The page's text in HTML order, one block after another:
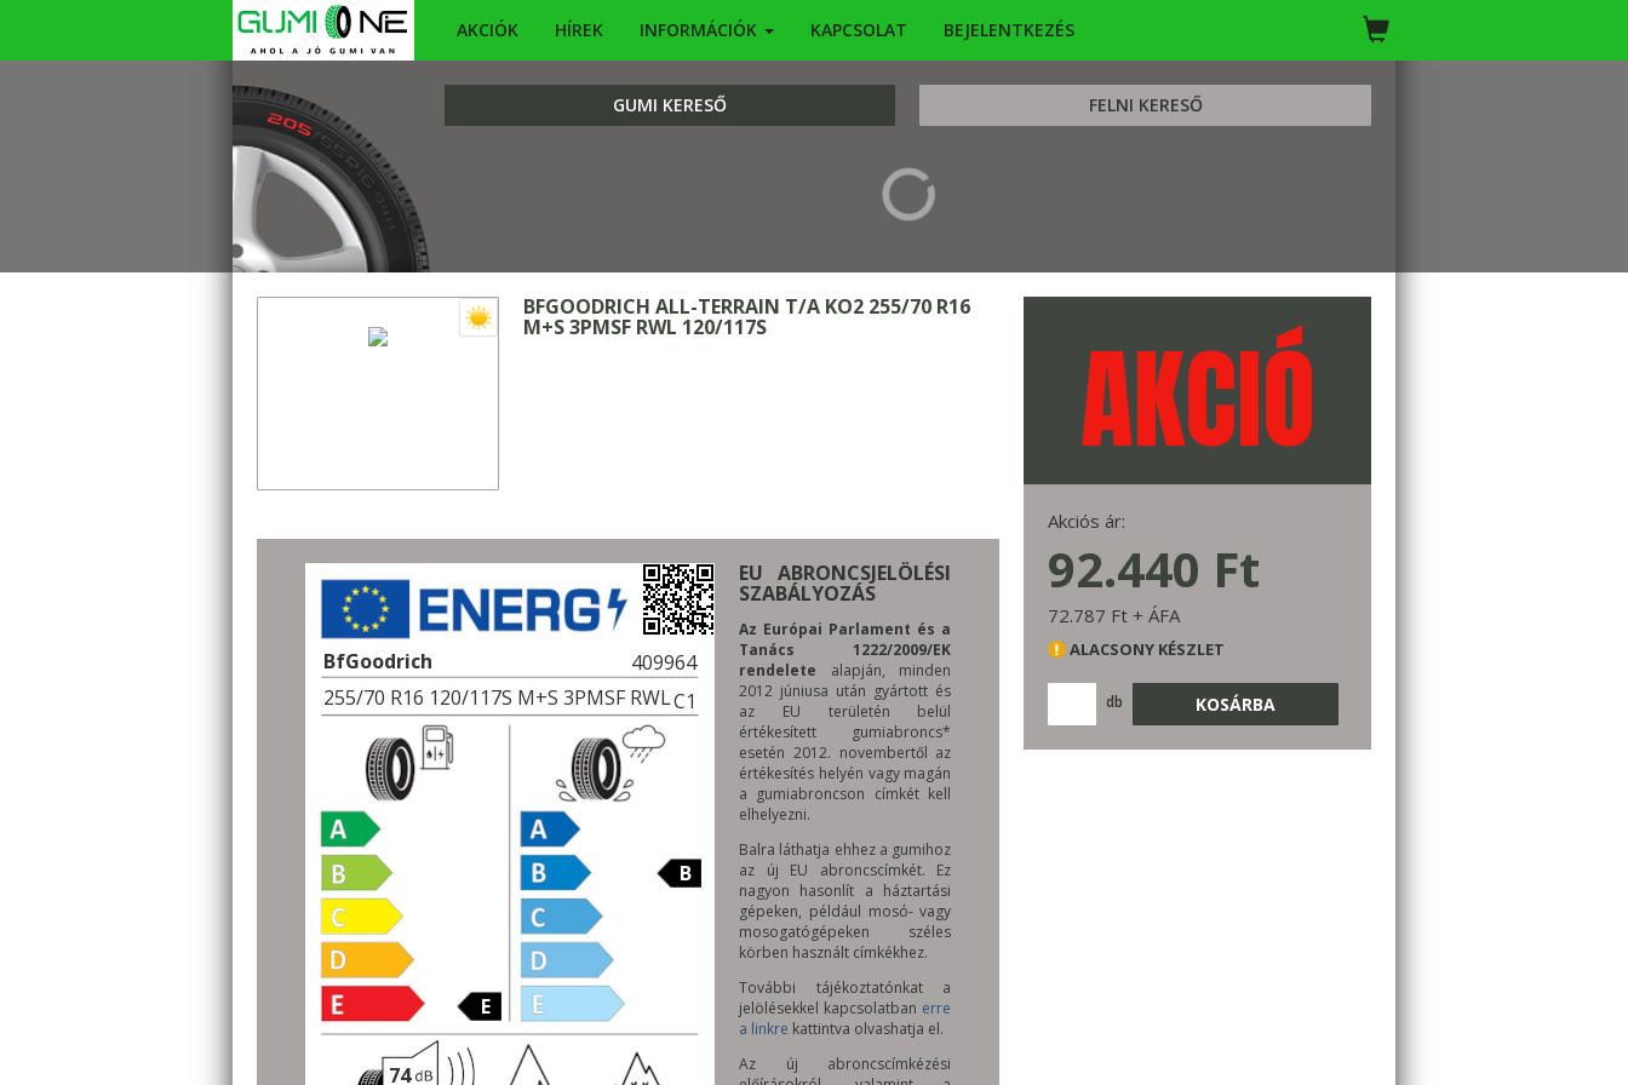
AKCIÓK HÍREK INFORMÁCIÓK KAPCSOLAT BEJELENTKEZÉS
GUMI KERESŐ FELNI KERESŐ
KERESÉS
BFGOODRICH ALL-TERRAIN T/A KO2 255/70 R16
M+S 3PMSF RWL 120/117S
BfGoodrich
409964
255/70 R16 120/117S M+S 3PMSF RWLC1
E
B
74
EU ABRONCSJELÖLÉSI
SZABÁLYOZÁS
Az Európai Parlament és a
Tanács 1222/2009/EK
rendelete alapján, minden
2012 júniusa után gyártott és
az EU területén belül
értékesített gumiabroncs*
esetén 2012. novembertől az
értékesítés helyén vagy magán
a gumiabroncson címkét kell
elhelyezni.
Balra láthatja ehhez a gumihoz
az új EU abroncscímkét. Ez
nagyon hasonlít a háztartási
gépeken, például mosó- vagy
mosogatógépeken széles
körben használt címkékhez.
További tájékoztatónkat a
jelölésekkel kapcsolatban erre
a linkre kattintva olvashatja el.
Az új abroncscímkézési
AKCIÓ
Akciós ár:
92.440 Ft
72.787 Ft + ÁFA
ALACSONY KÉSZLET
db KOSÁRBA